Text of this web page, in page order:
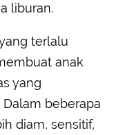
liburan.
terlalu
anak
yang
beberapa
diam, sensitif,